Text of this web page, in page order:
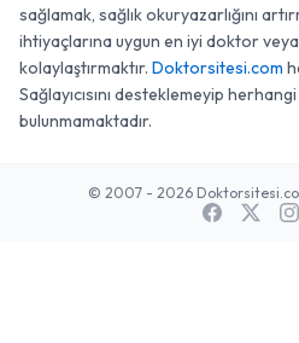
sağlamak, sağlık okuryazarlığını
ihtiyaçlarına uygun en iyi doktor veya
kolaylaştırmaktır. Doktorsitesi.com
Sağlayıcısını desteklemeyip
bulunmamaktadır.
© 2007 - 2026